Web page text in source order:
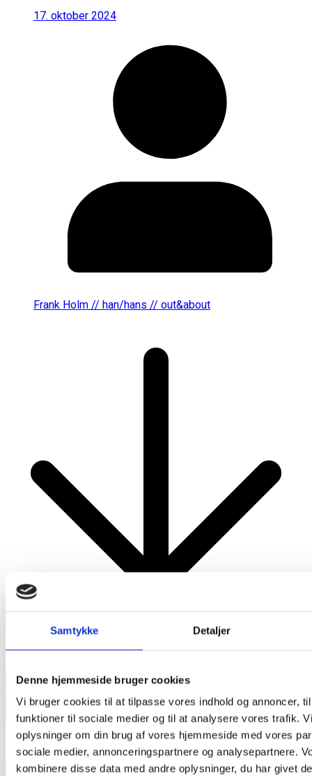
Samtykke Detaljer
Denne hjemmeside bruger cookies
Vi bruger cookies til at tilpasse vores indhold og annoncer,
funktioner til sociale medier og til at analysere vores trafik.
oplysninger om din brug af vores hjemmeside med vores
sociale medier, annonceringspartnere og analysepartnere.
kombinere disse data med andre oplysninger, du har givet
17. oktober 2024
Frank Holm // han/hans // out&about
Mest Læste